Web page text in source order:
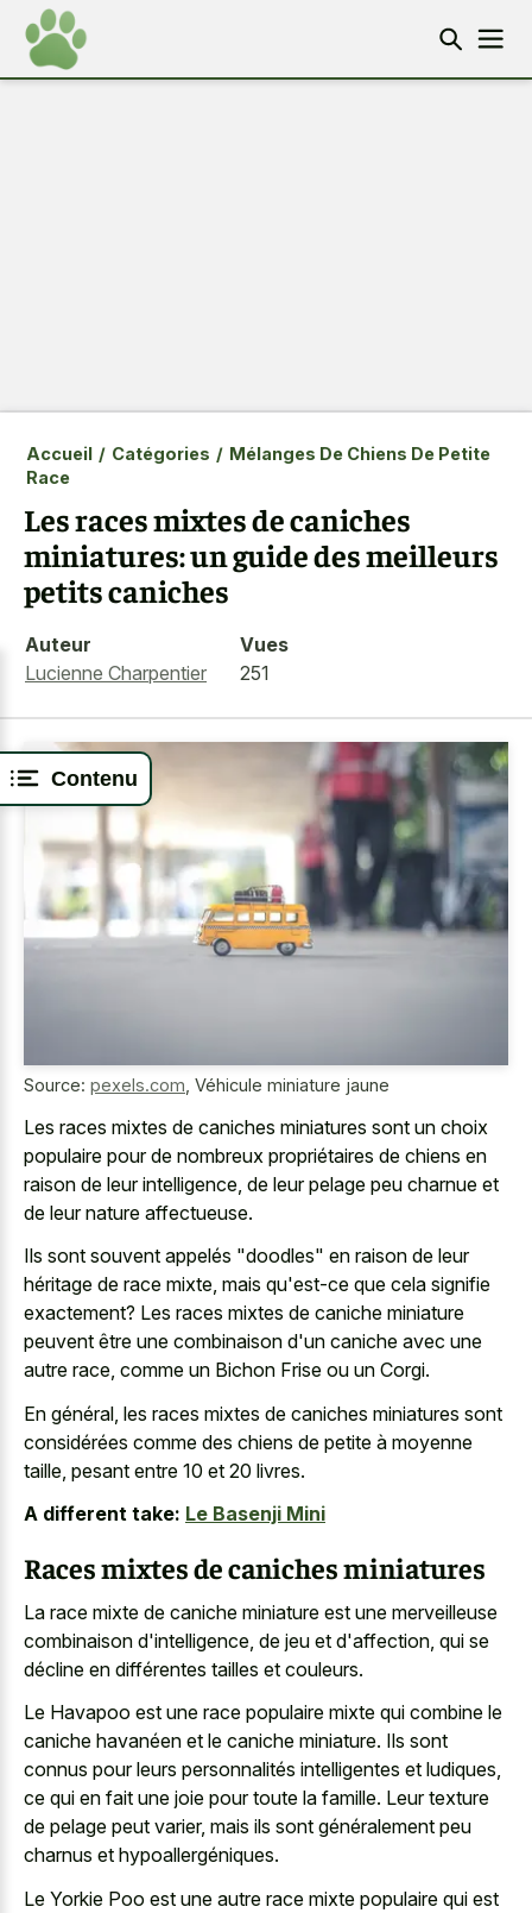
Contenu
Accueil / Catégories / Mélanges De Chiens De Petite
Race
Les races mixtes de caniches
miniatures: un guide des meilleurs
petits caniches
Auteur
Lucienne Charpentier
Vues
251
Source: pexels.com Véhicule miniature jaune
Les races mixtes de caniches miniatures sont un choix
populaire pour de nombreux propriétaires de chiens en
raison de leur intelligence, de leur pelage peu charnue et
de leur nature affectueuse.
Ils sont souvent appelés "doodles" en raison de leur
héritage de race mixte, mais qu'est-ce que cela signifie
exactement? Les races mixtes de caniche miniature
peuvent être une combinaison d'un caniche avec une
autre race, comme un Bichon Frise ou un Corgi.
En général, les races mixtes de caniches miniatures sont
considérées comme des chiens de petite à moyenne
taille, pesant entre 10 et 20 livres.
A different take: Le Basenji Mini
Races mixtes de caniches miniatures
La race mixte de caniche miniature est une merveilleuse
combinaison d'intelligence, de jeu et d'affection, qui se
décline en différentes tailles et couleurs.
Le Havapoo est une race populaire mixte qui combine le
caniche havanéen et le caniche miniature. Ils sont
connus pour leurs personnalités intelligentes et ludiques,
ce qui en fait une joie pour toute la famille. Leur texture
de pelage peut varier, mais ils sont généralement peu
charnus et hypoallergéniques.
Le Yorkie Poo est une autre race mixte populaire qui est